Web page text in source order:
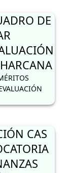
DE
CAS